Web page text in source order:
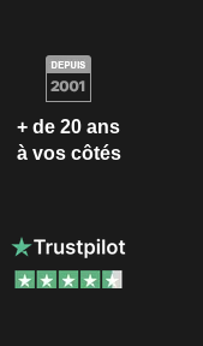
+ de 20 ans
à vos côtés